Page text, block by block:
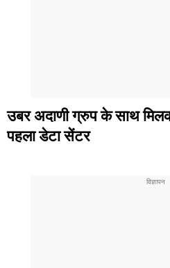
उबर अदाणी ग्रुप के साथ
पहला डेटा सेंटर